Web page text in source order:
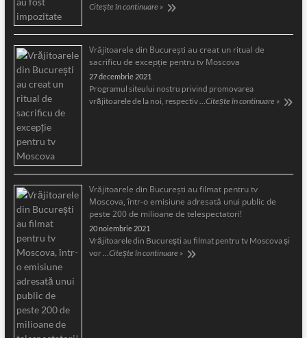
Citește în continuare »
Vrăjitoarele din București au creat un ritual de
sacrificu de excepție pentru tv Moscova
27 decembrie 2021
Programul siteului nostru privind promovarea
vrăjitoarele de la noi, respectiv … Citește în continuare »
Vrăjitoarele din București au filmat pentru tv
Moscova, într-o emisiune adresată unui public de
peste 200 de milioane de telespectatori!
20 noiembrie 2021
Vrăjitoarele din București au filmat pentru tv Moscova și
vor … Citește în continuare »